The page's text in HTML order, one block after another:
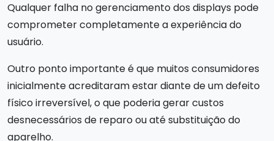
Qualquer falha no gerenciamento dos displays pode
comprometer completamente a experiência do
usuário.
Outro ponto importante é que muitos consumidores
inicialmente acreditaram estar diante de um defeito
físico irreversível, o que poderia gerar custos
desnecessários de reparo ou até substituição do
aparelho.